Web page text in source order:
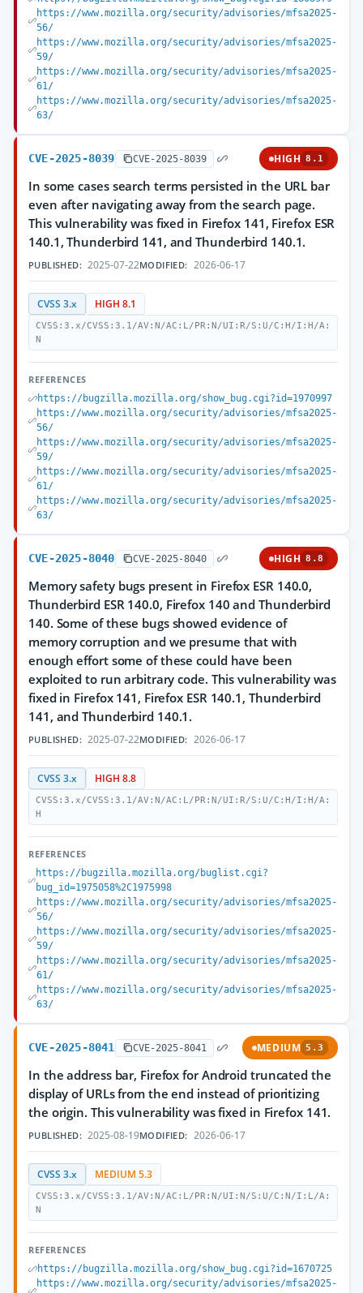
https://www.mozilla.org/security/advisories/mfsa2025-
56/
https://www.mozilla.org/security/advisories/mfsa2025-
59/
https://www.mozilla.org/security/advisories/mfsa2025-
61/
https://www.mozilla.org/security/advisories/mfsa2025-
63/
CVE-2025-8039 CVE-2025-8039 HIGH 8.1
In some cases search terms persisted in the URL bar
even after navigating away from the search page.
This vulnerability was fixed in Firefox 141, Firefox ESR
140.1, Thunderbird 141, and Thunderbird 140.1.
PUBLISHED: 2025-07-22MODIFIED: 2026-06-17
CVSS 3.x HIGH 8.1
CVSS:3.x/CVSS:3.1/AV:N/AC:L/PR:N/UI:R/S:U/C:H/I:H/A:
N
REFERENCES
https://bugzilla.mozilla.org/show_bug.cgi?id=1970997
https://www.mozilla.org/security/advisories/mfsa2025-
56/
https://www.mozilla.org/security/advisories/mfsa2025-
59/
https://www.mozilla.org/security/advisories/mfsa2025-
61/
https://www.mozilla.org/security/advisories/mfsa2025-
63/
CVE-2025-8040 CVE-2025-8040 HIGH 8.8
Memory safety bugs present in Firefox ESR 140.0,
Thunderbird ESR 140.0, Firefox 140 and Thunderbird
140. Some of these bugs showed evidence of
memory corruption and we presume that with
enough effort some of these could have been
exploited to run arbitrary code. This vulnerability was
fixed in Firefox 141, Firefox ESR 140.1, Thunderbird
141, and Thunderbird 140.1.
PUBLISHED: 2025-07-22MODIFIED: 2026-06-17
CVSS 3.x HIGH 8.8
CVSS:3.x/CVSS:3.1/AV:N/AC:L/PR:N/UI:R/S:U/C:H/I:H/A:
H
REFERENCES
https://bugzilla.mozilla.org/buglist.cgi?
bug_id=1975058%2C1975998
https://www.mozilla.org/security/advisories/mfsa2025-
56/
https://www.mozilla.org/security/advisories/mfsa2025-
59/
https://www.mozilla.org/security/advisories/mfsa2025-
61/
https://www.mozilla.org/security/advisories/mfsa2025-
63/
CVE-2025-8041 CVE-2025-8041 MEDIUM 5.3
In the address bar, Firefox for Android truncated the
display of URLs from the end instead of prioritizing
the origin. This vulnerability was fixed in Firefox 141.
PUBLISHED: 2025-08-19MODIFIED: 2026-06-17
CVSS 3.x MEDIUM 5.3
CVSS:3.x/CVSS:3.1/AV:N/AC:L/PR:N/UI:N/S:U/C:N/I:L/A:
N
REFERENCES
https://bugzilla.mozilla.org/show_bug.cgi?id=1670725
https://www.mozilla.org/security/advisories/mfsa2025-